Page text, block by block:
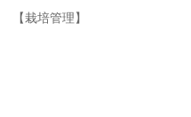
【栽培管理】